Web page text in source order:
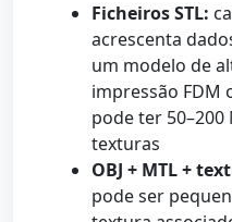
Ficheiros STL:
acrescenta
um modelo de
impressão FDM
pode ter 50–200
texturas
OBJ + MTL +
pode ser